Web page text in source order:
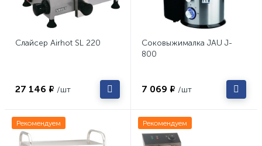
Слайсер Airhot SL 220
27 146 ₽ /шт
Соковыжималка JAU J-
800
7 069 ₽ /шт
Рекомендуем Рекомендуем